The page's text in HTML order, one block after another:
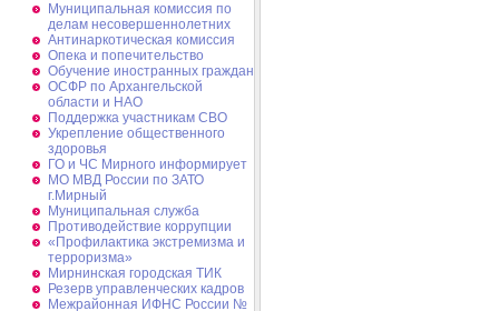
Муниципальная комиссия по
делам несовершеннолетних
Антинаркотическая комиссия
Опека и попечительство
Обучение иностранных граждан
ОСФР по Архангельской
области и НАО
Поддержка участникам СВО
Укрепление общественного
здоровья
ГО и ЧС Мирного информирует
МО МВД России по ЗАТО
г.Мирный
Муниципальная cлужба
Противодействие коррупции
«Профилактика экстремизма и
терроризма»
Мирнинская городская ТИК
Резерв управленческих кадров
Межрайонная ИФНС России №